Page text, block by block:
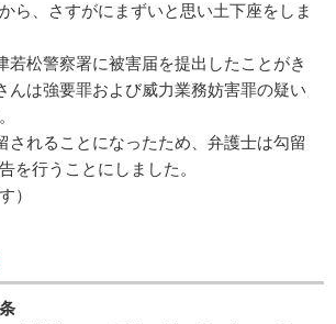
ら、さすがにまずいと思い土下座をしま
若松警察署に被害届を提出したことがき
んは強要罪および威力業務妨害罪の疑い
されることになったため、弁護士は勾留
を行うことにしました。
）